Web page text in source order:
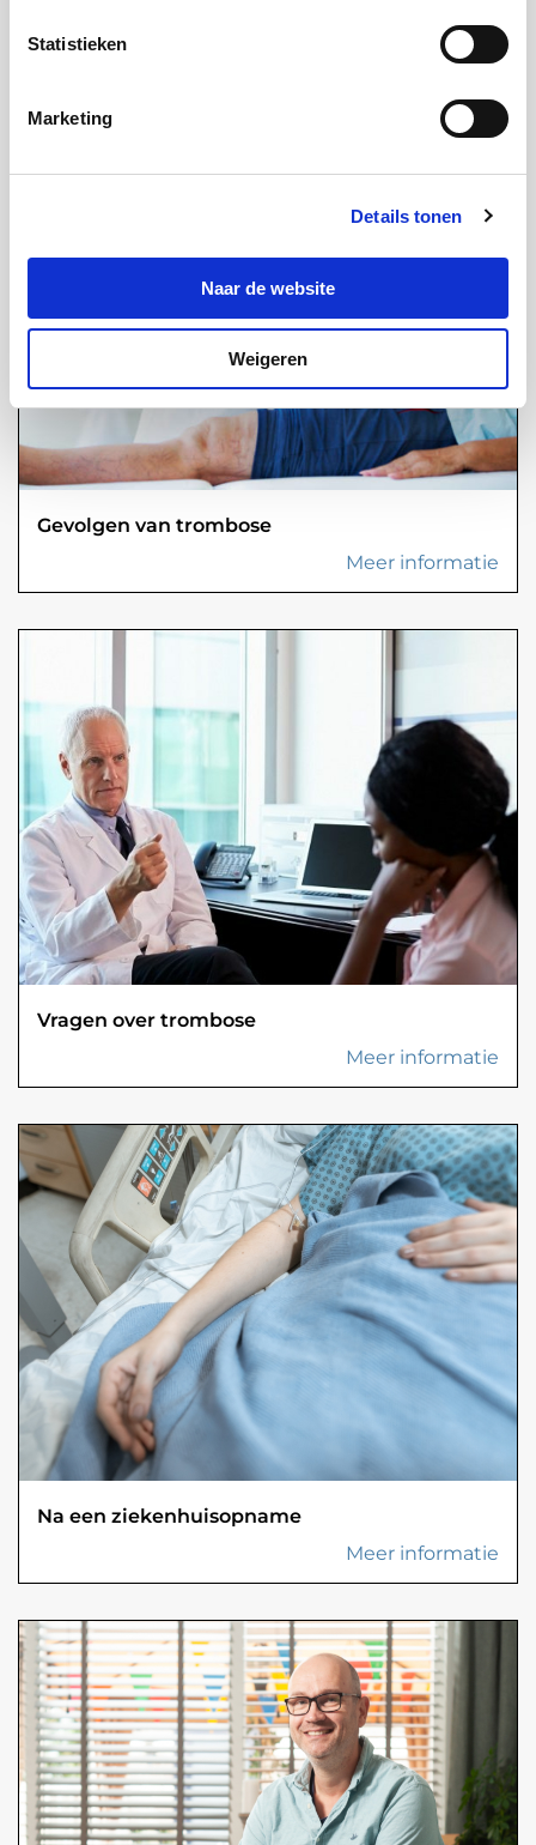
Statistieken
Marketing
Details tonen
Naar de website
Weigeren
Meer informatie
Gevolgen van trombose
Meer informatie
Vragen over trombose
Meer informatie
Na een ziekenhuisopname
Meer informatie